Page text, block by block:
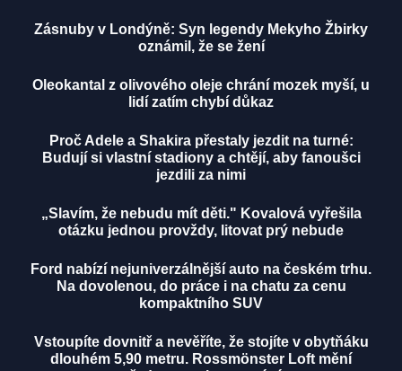
Zásnuby v Londýně: Syn legendy Mekyho Žbirky
oznámil, že se žení
Oleokantal z olivového oleje chrání mozek myší, u
lidí zatím chybí důkaz
Proč Adele a Shakira přestaly jezdit na turné:
Budují si vlastní stadiony a chtějí, aby fanoušci
jezdili za nimi
„Slavím, že nebudu mít děti." Kovalová vyřešila
otázku jednou provždy, litovat prý nebude
Ford nabízí nejuniverzálnější auto na českém trhu.
Na dovolenou, do práce i na chatu za cenu
kompaktního SUV
Vstoupíte dovnitř a nevěříte, že stojíte v obytňáku
dlouhém 5,90 metru. Rossmönster Loft mění